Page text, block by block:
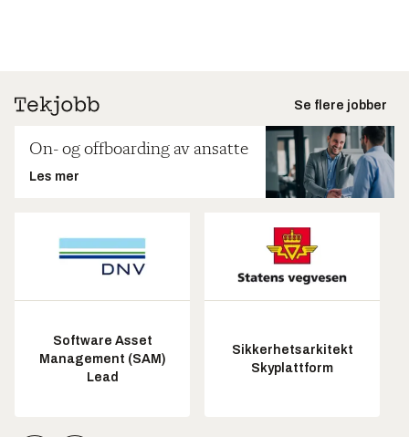
Se flere jobber
On- og offboarding av ansatte
Les mer
Software Asset
Management (SAM)
Lead
Sikkerhetsarkitekt
Skyplattform